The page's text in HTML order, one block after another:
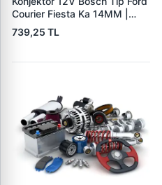
Courier Fiesta Ka 14MM |
TRANSPO IB5217 | OEM
TRANSPO IB235
739,25 TL